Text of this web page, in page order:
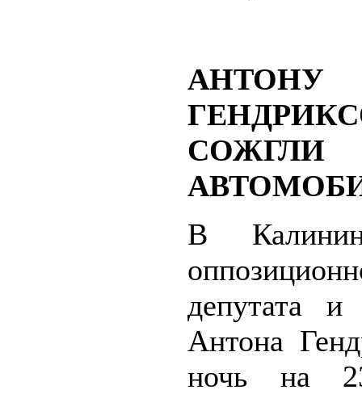
АНТОНУ
СОЖГЛИ
В
депутата и
Антона
ночь на